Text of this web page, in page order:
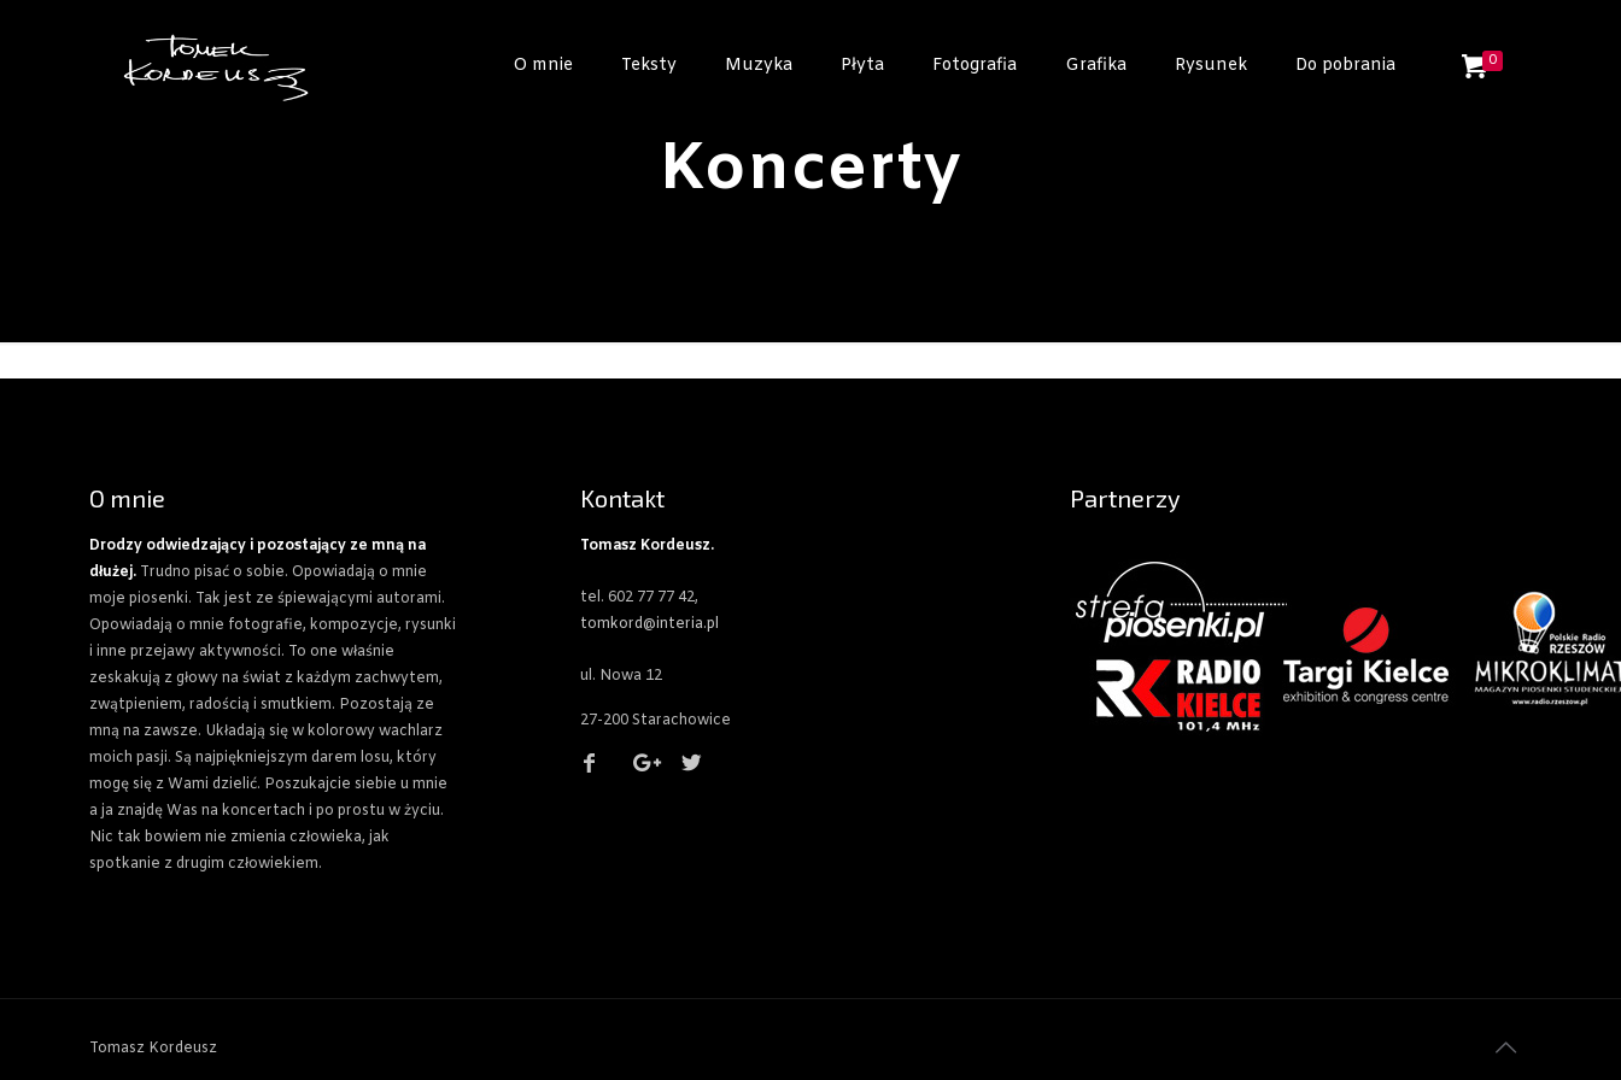
O mnie Teksty Muzyka Płyta Fotografia Grafika Rysunek Do pobrania 0
Koncerty
O mnie
Drodzy odwiedzający i pozostający ze mną na
dłużej. Trudno pisać o sobie. Opowiadają o mnie
moje piosenki. Tak jest ze śpiewającymi autorami.
Opowiadają o mnie fotografie, kompozycje, rysunki
i inne przejawy aktywności. To one właśnie
zeskakują z głowy na świat z każdym zachwytem,
zwątpieniem, radością i smutkiem. Pozostają ze
mną na zawsze. Układają się w kolorowy wachlarz
moich pasji. Są najpiękniejszym darem losu, który
mogę się z Wami dzielić. Poszukajcie siebie u mnie
a ja znajdę Was na koncertach i po prostu w życiu.
Nic tak bowiem nie zmienia człowieka, jak
spotkanie z drugim człowiekiem.
Kontakt
Tomasz Kordeusz.
tel. 602 77 77 42,
tomkord@interia.pl
ul. Nowa 12
27-200 Starachowice
Partnerzy
Tomasz Kordeusz